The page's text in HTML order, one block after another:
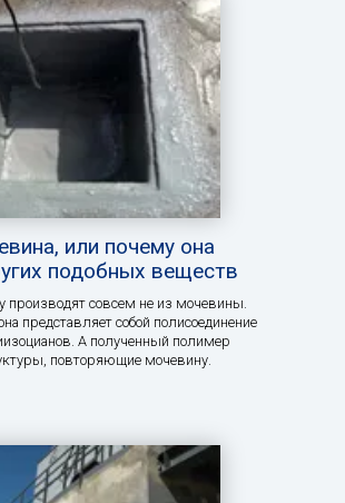
или почему она
подобных веществ
производят совсем не из мочевины.
представляет собой полисоединение
А полученный полимер
повторяющие мочевину.